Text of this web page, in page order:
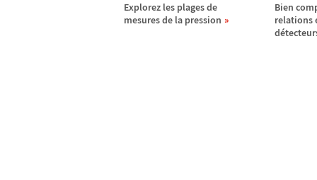
Explorez les plages de
mesures de la pression
Bien
relations
dé